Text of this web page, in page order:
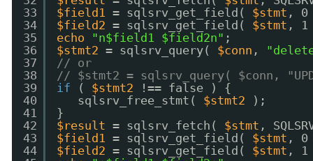
33
34
35
36
37
38
39
40
41
42
43
44
$field1 = sqlsrv_get_field( $stmt ,
$field2 = sqlsrv_get_field( $stmt ,
echo
"n$field1 $field2n" ;
$stmt2 = sqlsrv_query( $conn ,
// or
// $stmt2 = sqlsrv_query( $conn,
if
( $stmt2
!== false ) {
sqlsrv_free_stmt( $stmt2
);
}
$result = sqlsrv_fetch( $stmt ,
$field1 = sqlsrv_get_field( $stmt ,
$field2 = sqlsrv_get_field( $stmt ,